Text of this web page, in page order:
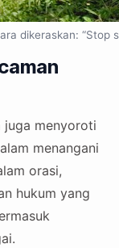
dikeraskan:
juga menyoroti
menangani
orasi,
hukum yang